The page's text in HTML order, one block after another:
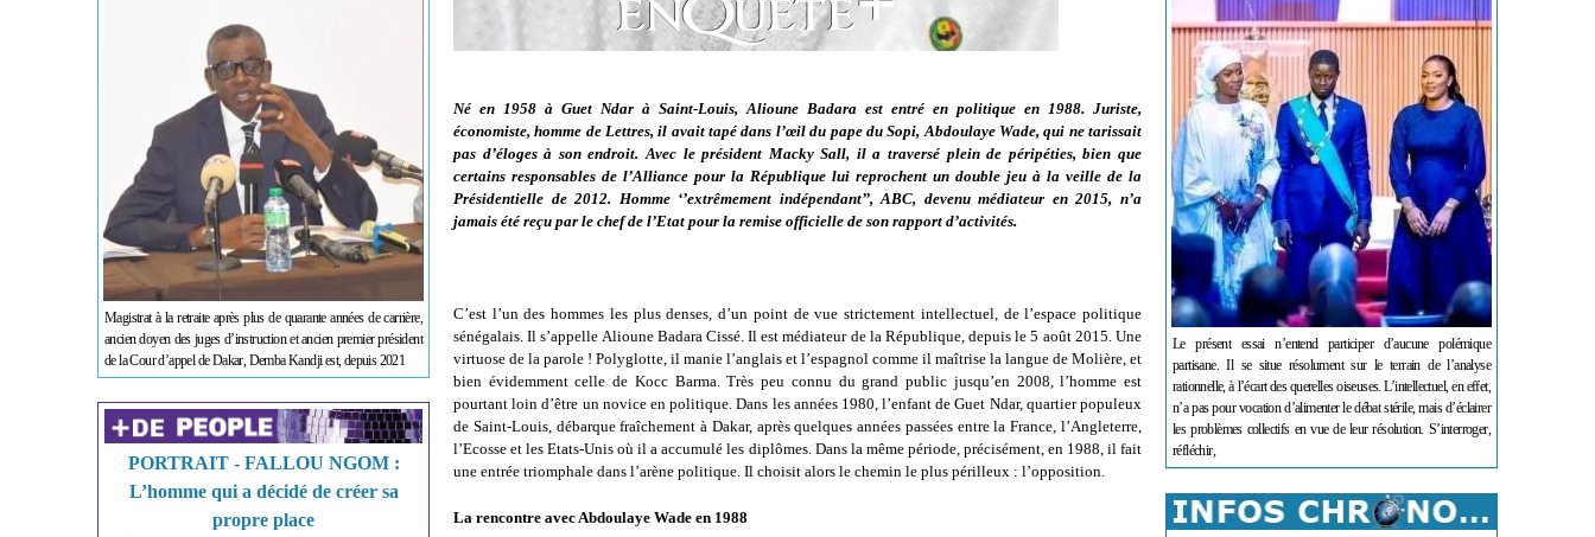
Magistrat à la retraite après plus de quarante années de carrière,
ancien doyen des juges d’instruction et ancien premier président
de la Cour d’appel de Dakar, Demba Kandji est, depuis 2021
PORTRAIT - FALLOU NGOM :
L’homme qui a décidé de créer sa
propre place
Né en 1958 à Guet Ndar à Saint-Louis, Alioune Badara est entré en politique en 1988. Juriste,
économiste, homme de Lettres, il avait tapé dans l’œil du pape du Sopi, Abdoulaye Wade, qui ne tarissait
pas d’éloges à son endroit. Avec le président Macky Sall, il a traversé plein de péripéties, bien que
certains responsables de l’Alliance pour la République lui reprochent un double jeu à la veille de la
Présidentielle de 2012. Homme ‘’extrêmement indépendant’’, ABC, devenu médiateur en 2015, n’a
jamais été reçu par le chef de l’Etat pour la remise officielle de son rapport d’activités.
C’est l’un des hommes les plus denses, d’un point de vue strictement intellectuel, de l’espace politique
sénégalais. Il s’appelle Alioune Badara Cissé. Il est médiateur de la République, depuis le 5 août 2015. Une
virtuose de la parole ! Polyglotte, il manie l’anglais et l’espagnol comme il maîtrise la langue de Molière, et
bien évidemment celle de Kocc Barma. Très peu connu du grand public jusqu’en 2008, l’homme est
pourtant loin d’être un novice en politique. Dans les années 1980, l’enfant de Guet Ndar, quartier populeux
de Saint-Louis, débarque fraîchement à Dakar, après quelques années passées entre la France, l’Angleterre,
l’Ecosse et les Etats-Unis où il a accumulé les diplômes. Dans la même période, précisément, en 1988, il fait
une entrée triomphale dans l’arène politique. Il choisit alors le chemin le plus périlleux : l’opposition.
La rencontre avec Abdoulaye Wade en 1988
Le présent essai n’entend participer d’aucune polémique
partisane. Il se situe résolument sur le terrain de l’analyse
rationnelle, à l’écart des querelles oiseuses. L’intellectuel, en effet,
n’a pas pour vocation d’alimenter le débat stérile, mais d’éclairer
les problèmes collectifs en vue de leur résolution. S’interroger,
réfléchir,